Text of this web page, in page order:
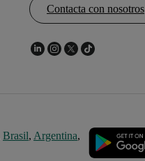
Contacta con nosotros
Brasil, Argentina,